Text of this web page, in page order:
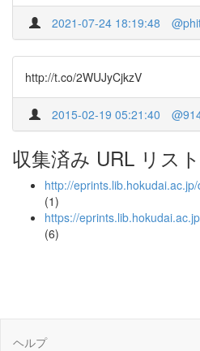
2021-07-24 18:19:48
http://t.co/2WUJyCjkzV
2015-02-19 05:21:40
収集済み URL リスト
http://
(1)
https://
(6)
ヘルプ